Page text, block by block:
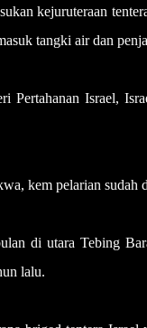
kejuruteraan
tangki air dan
Pertahanan Israel,
kem pelarian sudah
di utara Tebing
lalu.